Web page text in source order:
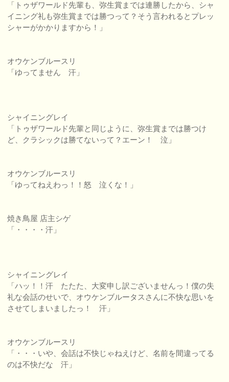
「トゥザワールド先輩も、弥生賞までは連勝したから、シャ
イニング礼も弥生賞までは勝つって？そう言われるとプレッ
シャーがかかりますから！」
オウケンブルースリ
「ゆってません 汗」
シャイニングレイ
「トゥザワールド先輩と同じように、弥生賞までは勝つけ
ど、クラシックは勝てないって？エーン！ 泣」
オウケンブルースリ
「ゆってねえわっ！！怒 泣くな！」
焼き鳥屋 店主シゲ
「・・・・汗」
シャイニングレイ
「ハッ！！汗 たたた、大変申し訳ございませんっ！僕の失
礼な会話のせいで、オウケンブルータスさんに不快な思いを
させてしまいましたっ！ 汗」
オウケンブルースリ
「・・・いや、会話は不快じゃねえけど、名前を間違ってる
のは不快だな 汗」